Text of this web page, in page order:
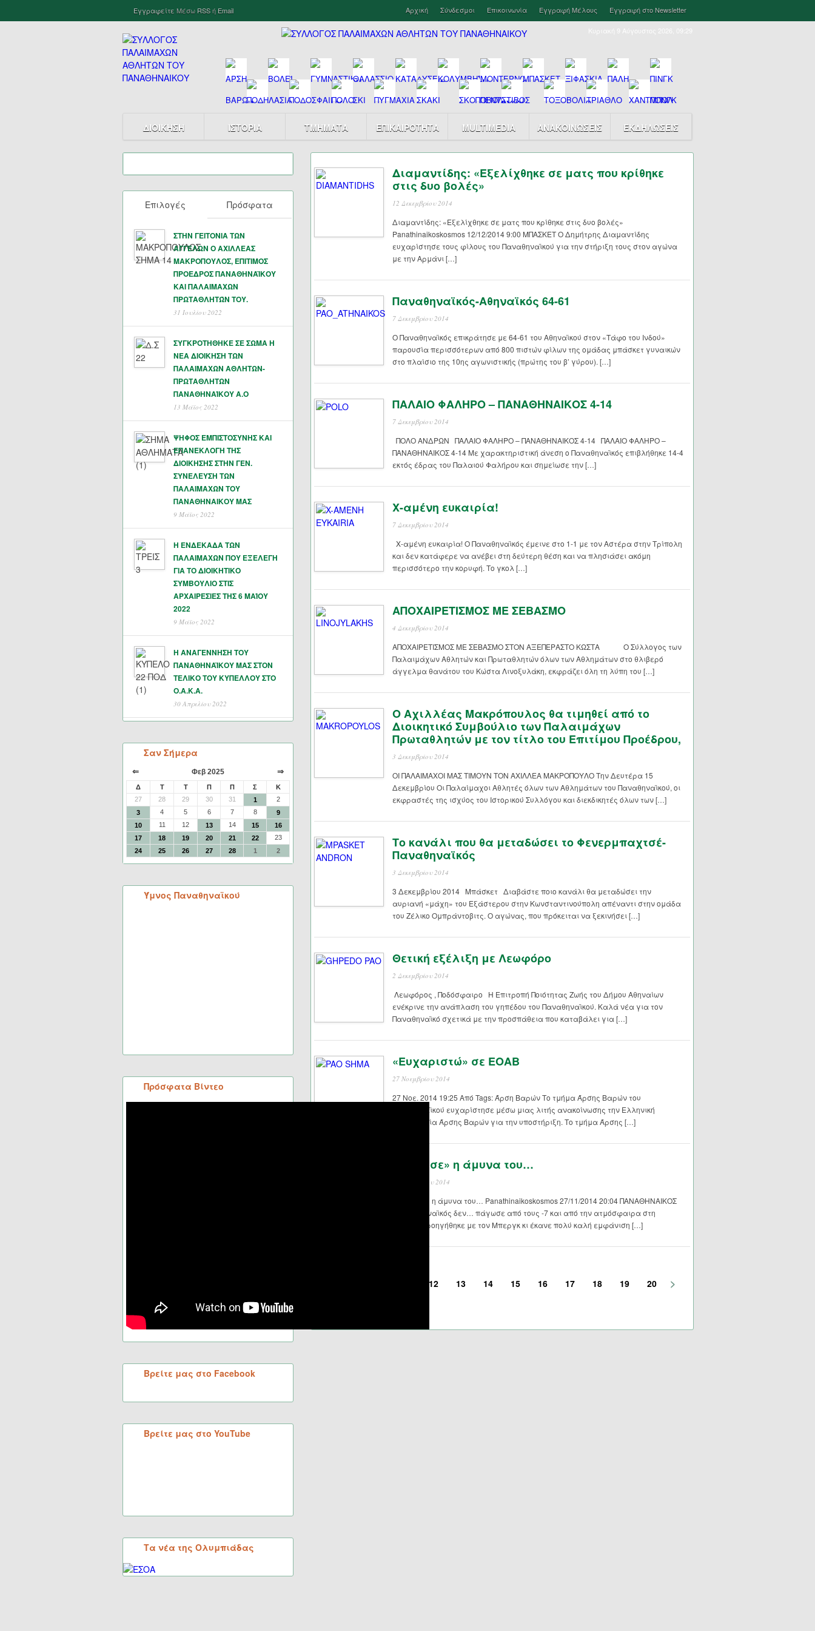
Εγγραφείτε Μέσω RSSή Email Αρχική Σύνδεσμοι Επικοινωνία Εγγραφή Μέλους Εγγραφή στο Newsletter
Κυριακή 9 Αύγουστος 2026, 09:29
ΔΙΟΙΚΗΣΗ ΙΣΤΟΡΙΑ ΤΜΗΜΑΤΑ ΕΠΙΚΑΙΡΟΤΗΤΑ MULTIMEDIA ΑΝΑΚΟΙΝΩΣΕΙΣ ΕΚΔΗΛΩΣΕΙΣ
Επιλογές Πρόσφατα
ΣΤΗΝ ΓΕΙΤΟΝΙΑ ΤΩΝ
ΑΓΓΕΛΩΝ Ο ΑΧΙΛΛΕΑΣ
ΜΑΚΡΟΠΟΥΛΟΣ, ΕΠΙΤΙΜΟΣ
ΠΡΟΕΔΡΟΣ ΠΑΝΑΘΗΝΑΪΚΟΥ
ΚΑΙ ΠΑΛΑΙΜΑΧΩΝ
ΠΡΩΤΑΘΛΗΤΏΝ ΤΟΥ.
31 Ιουλίου 2022
ΣΥΓΚΡΟΤΗΘΗΚΕ ΣΕ ΣΩΜΑ Η
ΝΕΑ ΔΙΟΙΚΗΣΗ ΤΩΝ
ΠΑΛΑΙΜΑΧΩΝ ΑΘΛΗΤΩΝ-
ΠΡΩΤΑΘΛΗΤΩΝ
ΠΑΝΑΘΗΝΑΊΚΟΥ Α.Ο
13 Μάϊος 2022
ΨΗΦΟΣ ΕΜΠΙΣΤΟΣΥΝΗΣ ΚΑΙ
ΕΠΑΝΕΚΛΟΓΗ ΤΗΣ
ΔΙΟΙΚΗΣΗΣ ΣΤΗΝ ΓΕΝ.
ΣΥΝΕΛΕΥΣΗ ΤΩΝ
ΠΑΛΑΙΜΑΧΩΝ ΤΟΥ
ΠΑΝΑΘΗΝΑΙΚΟΥ ΜΑΣ
9 Μάϊος 2022
Η ΕΝΔΕΚΑΔΑ ΤΩΝ
ΠΑΛΑΙΜΑΧΩΝ ΠΟΥ ΕΞΕΛΕΓΗ
ΓΙΑ ΤΟ ΔΙΟΙΚΗΤΙΚΟ
ΣΥΜΒΟΥΛΙΟ ΣΤΙΣ
ΑΡΧΑΙΡΕΣΙΕΣ ΤΗΣ 6 ΜΑΊΟΥ
2022
9 Μάϊος 2022
Η ΑΝΑΓΕΝΝΗΣΗ ΤΟΥ
ΠΑΝΑΘΗΝΑΪΚΟΥ ΜΑΣ ΣΤΟΝ
ΤΕΛΙΚΟ ΤΟΥ ΚΥΠΕΛΛΟΥ ΣΤΟ
Ο.Α.Κ.Α.
30 Απριλίου 2022
Σαν Σήμερα
⇐ Φεβ 2025 ⇒
Δ Τ Τ Π Π Σ
Κ
27
28 29 30 31 1
2
3
4 5 6 7 8
9
10
11 12 13 14 15
16
17
18 19 20 21 22
23
24
25 26 27 28 1 2
Ύμνος Παναθηναϊκού
Πρόσφατα Βίντεο
Βρείτε μας στο Facebook
Βρείτε μας στο YouTube
Τα νέα της Ολυμπιάδας
Διαμαντίδης: «Εξελίχθηκε σε ματς που κρίθηκε
στις δυο βολές»
12 Δεκεμβρίου 2014
Διαμαντίδης: «Εξελίχθηκε σε ματς που κρίθηκε στις δυο βολές»
Panathinaikoskosmos 12/12/2014 9:00 ΜΠΑΣΚΕΤ Ο Δημήτρης Διαμαντίδης
ευχαρίστησε τους φίλους του Παναθηναϊκού για την στήριξη τους στον αγώνα
με την Αρμάνι […]
Παναθηναϊκός-Αθηναϊκός 64-61
7 Δεκεμβρίου 2014
Ο Παναθηναϊκός επικράτησε με 64-61 του Αθηναϊκού στον «Τάφο του Ινδού»
παρουσία περισσότερων από 800 πιστών φίλων της ομάδας μπάσκετ γυναικών
στο πλαίσιο της 10ης αγωνιστικής (πρώτης του β’ γύρου). […]
ΠΑΛΑΙΟ ΦΑΛΗΡΟ – ΠΑΝΑΘΗΝΑΙΚΟΣ 4-14
7 Δεκεμβρίου 2014
ΠΟΛΟ ΑΝΔΡΩΝ ΠΑΛΑΙΟ ΦΑΛΗΡΟ – ΠΑΝΑΘΗΝΑΙΚΟΣ 4-14 ΠΑΛΑΙΟ ΦΑΛΗΡΟ –
ΠΑΝΑΘΗΝΑΙΚΟΣ 4-14 Με χαρακτηριστική άνεση ο Παναθηναϊκός επιβλήθηκε 14-4
εκτός έδρας του Παλαιού Φαλήρου και σημείωσε την […]
Χ-αμένη ευκαιρία!
7 Δεκεμβρίου 2014
Χ-αμένη ευκαιρία! Ο Παναθηναϊκός έμεινε στο 1-1 με τον Αστέρα στην Τρίπολη
και δεν κατάφερε να ανέβει στη δεύτερη θέση και να πλησιάσει ακόμη
περισσότερο την κορυφή. Το γκολ […]
ΑΠΟΧΑΙΡΕΤΙΣΜΟΣ ΜΕ ΣΕΒΑΣΜΟ
4 Δεκεμβρίου 2014
ΑΠΟΧΑΙΡΕΤΙΣΜΟΣ ΜΕ ΣΕΒΑΣΜΟ ΣΤΟΝ ΑΞΕΠΕΡΑΣΤΟ ΚΩΣΤΑ Ο Σύλλογος των
Παλαιμάχων Αθλητών και Πρωταθλητών όλων των Αθλημάτων στο θλιβερό
άγγελμα θανάτου του Κώστα Λινοξυλάκη, εκφράζει όλη τη λύπη του […]
Ο Αχιλλέας Μακρόπουλος θα τιμηθεί από το
Διοικητικό Συμβούλιο των Παλαιμάχων
Πρωταθλητών με τον τίτλο του Επιτίμου Προέδρου,
3 Δεκεμβρίου 2014
ΟΙ ΠΑΛΑΙΜΑΧΟΙ ΜΑΣ ΤΙΜΟΥΝ ΤΟΝ ΑΧΙΛΛΕΑ ΜΑΚΡΟΠΟΥΛΟ Την Δευτέρα 15
Δεκεμβρίου Οι Παλαίμαχοι Αθλητές όλων των Αθλημάτων του Παναθηναϊκού, οι
εκφραστές της ισχύος του Ιστορικού Συλλόγου και διεκδικητές όλων των […]
Το κανάλι που θα μεταδώσει το Φενερμπαχτσέ-
Παναθηναϊκός
3 Δεκεμβρίου 2014
3 Δεκεμβρίου 2014 Μπάσκετ Διαβάστε ποιο κανάλι θα μεταδώσει την
αυριανή «μάχη» του Εξάστερου στην Κωνσταντινούπολη απέναντι στην ομάδα
του Ζέλικο Ομπράντοβιτς. Ο αγώνας, που πρόκειται να ξεκινήσει […]
Θετική εξέλιξη με Λεωφόρο
2 Δεκεμβρίου 2014
Λεωφόρος , Ποδόσφαιρο Η Επιτροπή Ποιότητας Ζωής του Δήμου Αθηναίων
ενέκρινε την ανάπλαση του γηπέδου του Παναθηναϊκού. Καλά νέα για τον
Παναθηναϊκό σχετικά με την προσπάθεια που καταβάλει για […]
«Ευχαριστώ» σε ΕΟΑΒ
27 Νοεμβρίου 2014
27 Νοε. 2014 19:25 Από Tags: Άρση Βαρών Το τμήμα Άρσης Βαρών του
Παναθηναϊκού ευχαρίστησε μέσω μιας λιτής ανακοίνωσης την Ελληνική
Ομοσπονδία Άρσης Βαρών για την υποστήριξη. Το τμήμα Άρσης […]
«Πάγωσε» η άμυνα του…
27 Νοεμβρίου 2014
«Πάγωσε» η άμυνα του… Panathinaikoskosmos 27/11/2014 20:04 ΠΑΝΑΘΗΝΑΙΚΟΣ
Ο Παναθηναϊκός δεν… πάγωσε από τους -7 και από την ατμόσφαιρα στη
Μόσχα, προηγήθηκε με τον Μπεργκ κι έκανε πολύ καλή εμφάνιση […]
12 13 14 15 16 17 18 19 20 >